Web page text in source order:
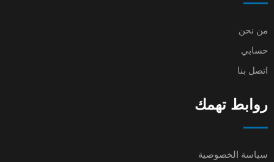
من نحن
حسابي
اتصل بنا
روابط تهمك
سياسة الخصوصية